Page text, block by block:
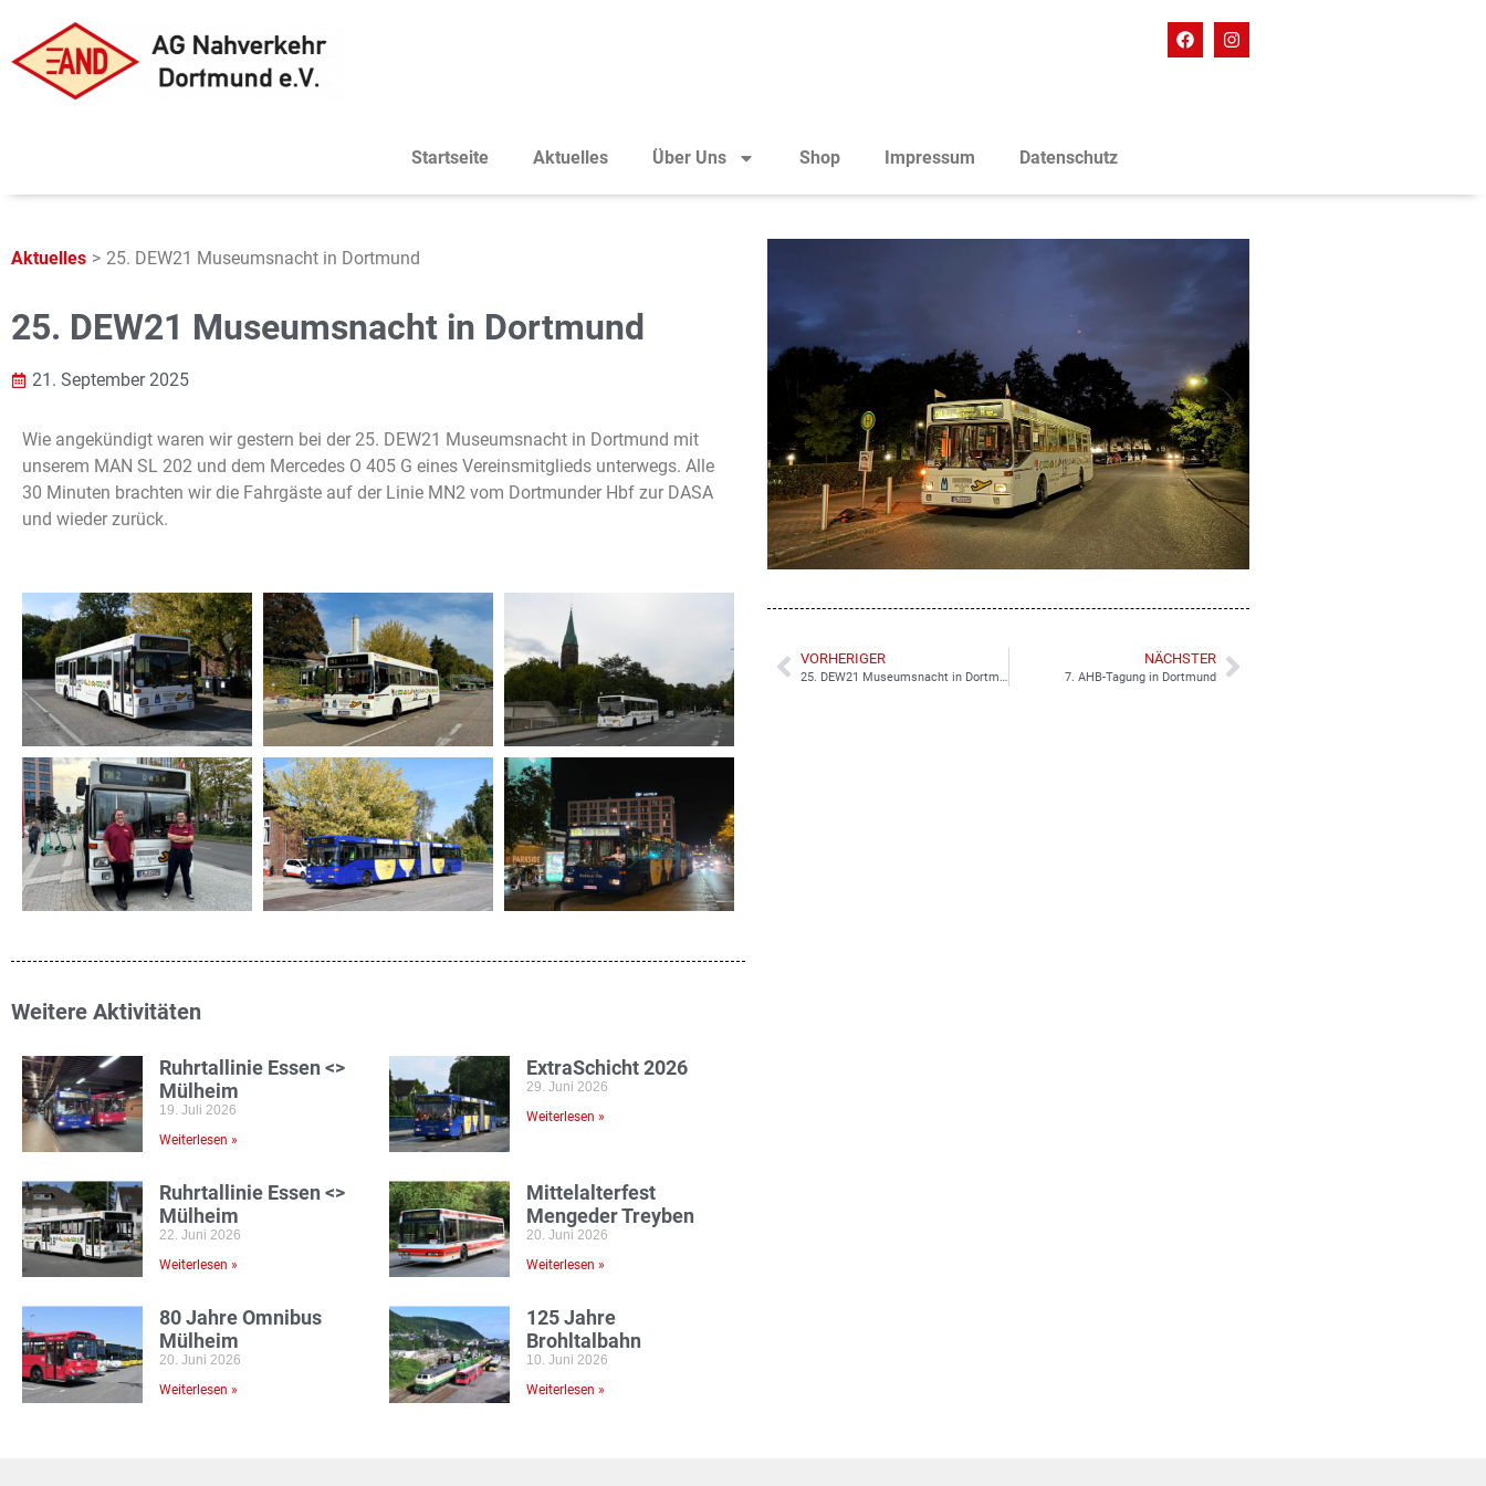
Startseite Aktuelles Über Uns Shop Impressum Datenschutz
Aktuelles > 25. DEW21 Museumsnacht in Dortmund
25. DEW21 Museumsnacht in Dortmund
21. September 2025
Wie angekündigt waren wir gestern bei der 25. DEW21 Museumsnacht in Dortmund mit
unserem MAN SL 202 und dem Mercedes O 405 G eines Vereinsmitglieds unterwegs. Alle
30 Minuten brachten wir die Fahrgäste auf der Linie MN2 vom Dortmunder Hbf zur DASA
und wieder zurück.
Weitere Aktivitäten
Ruhrtallinie Essen <>
Mülheim
19. Juli 2026
Weiterlesen »
ExtraSchicht 2026
29. Juni 2026
Weiterlesen »
Ruhrtallinie Essen <>
Mülheim
22. Juni 2026
Weiterlesen »
Mittelalterfest
Mengeder Treyben
20. Juni 2026
Weiterlesen »
80 Jahre Omnibus
Mülheim
20. Juni 2026
Weiterlesen »
125 Jahre
Brohltalbahn
10. Juni 2026
Weiterlesen »
VORHERIGER
25. DEW21 Museumsnacht in Dortmund
NÄCHSTER
7. AHB-Tagung in Dortmund